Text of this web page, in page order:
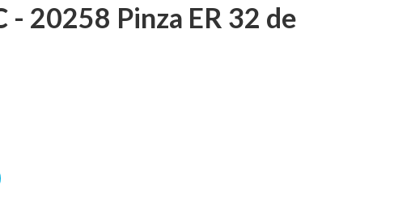
- 20258 Pinza ER 32 de